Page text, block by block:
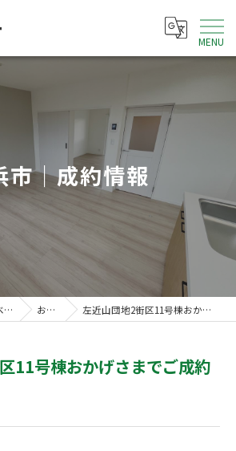
MENU
市｜成約情報
横浜市の団地リノベなら株式会社REINT お知らせ 左近山団地2街区11号棟おかげさまでご成約致しました。
11号棟おかげさまでご成約